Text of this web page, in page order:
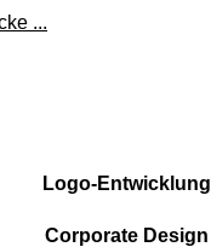
...
Logo-Entwicklung
Corporate Design